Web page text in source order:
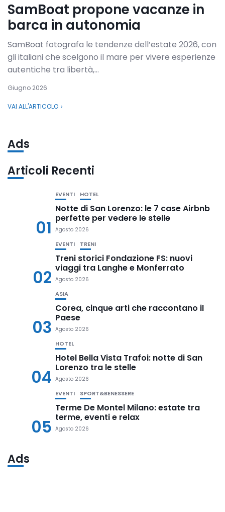
SamBoat propone vacanze in
barca in autonomia
SamBoat fotografa le tendenze dell’estate 2026, con
gli italiani che scelgono il mare per vivere esperienze
autentiche tra libertà,...
Giugno 2026
VAI ALL'ARTICOLO
Ads
Articoli Recenti
01
EVENTI HOTEL
Notte di San Lorenzo: le 7 case Airbnb
perfette per vedere le stelle
Agosto 2026
02
EVENTI TRENI
Treni storici Fondazione FS: nuovi
viaggi tra Langhe e Monferrato
Agosto 2026
03
ASIA
Corea, cinque arti che raccontano il
Paese
Agosto 2026
04
HOTEL
Hotel Bella Vista Trafoi: notte di San
Lorenzo tra le stelle
Agosto 2026
05
EVENTI SPORT&BENESSERE
Terme De Montel Milano: estate tra
terme, eventi e relax
Agosto 2026
Ads